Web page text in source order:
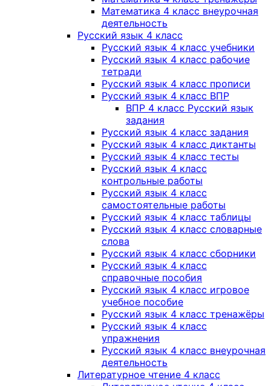
Математика 4 класс внеурочная
деятельность
Русский язык 4 класс
Русский язык 4 класс учебники
Русский язык 4 класс рабочие
тетради
Русский язык 4 класс прописи
Русский язык 4 класс ВПР
ВПР 4 класс Русский язык
задания
Русский язык 4 класс задания
Русский язык 4 класс диктанты
Русский язык 4 класс тесты
Русский язык 4 класс
контрольные работы
Русский язык 4 класс
самостоятельные работы
Русский язык 4 класс таблицы
Русский язык 4 класс словарные
слова
Русский язык 4 класс сборники
Русский язык 4 класс
справочные пособия
Русский язык 4 класс игровое
учебное пособие
Русский язык 4 класс тренажёры
Русский язык 4 класс
упражнения
Русский язык 4 класс внеурочная
деятельность
Литературное чтение 4 класс